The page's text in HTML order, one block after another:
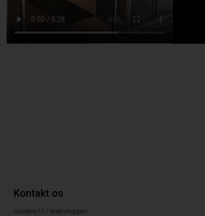
Kontakt os
Husetno10 / Webshoppen